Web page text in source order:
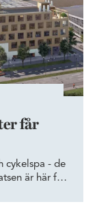
får
cykelspa - de
är här för